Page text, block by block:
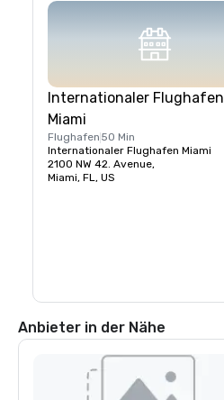
Internationaler Flughafen
Miami
Flughafen 50 Min
Internationaler Flughafen Miami
2100 NW 42. Avenue,
Miami, FL, US
Anbieter in der Nähe